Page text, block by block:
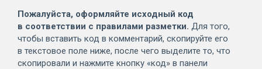
Пожалуйста, оформляйте исходный код
в соответствии с правилами разметки. Для того,
чтобы вставить код в комментарий, скопируйте его
в текстовое поле ниже, после чего выделите то, что
скопировали и нажмите кнопку «код» в панели